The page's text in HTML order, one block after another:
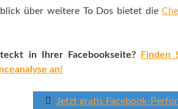
über weitere To Dos bietet die
in Ihrer Facebookseite?
Finden
an!
Jetzt gratis Facebook-